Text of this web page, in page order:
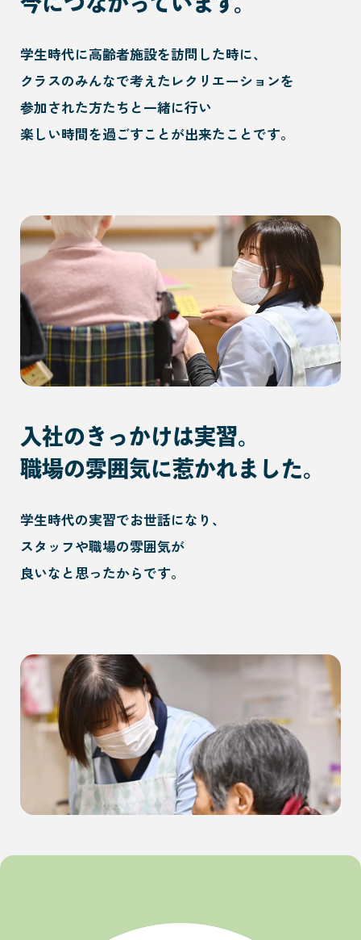
学生時代に高齢者施設を訪問した時に、
クラスのみんなで考えたレクリエーションを
参加された方たちと一緒に行い
楽しい時間を過ごすことが出来たことです。
入社のきっかけは実習。
職場の雰囲気に惹かれました。
学生時代の実習でお世話になり、
スタッフや職場の雰囲気が
良いなと思ったからです。